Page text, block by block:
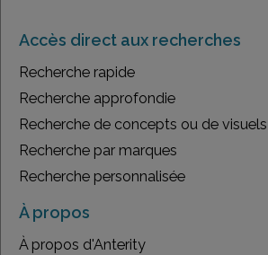
Accès direct aux recherches
Recherche rapide
Recherche approfondie
Recherche de concepts ou de visuels
Recherche par marques
Recherche personnalisée
À propos
À propos d'Anterity